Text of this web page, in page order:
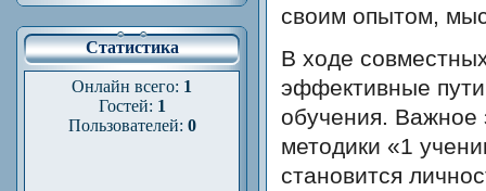
Статистика
Онлайн всего: 1
Гостей: 1
Пользователей: 0
своим опытом,
В ходе
эффективные
обучения. Важное
методики «1
становится